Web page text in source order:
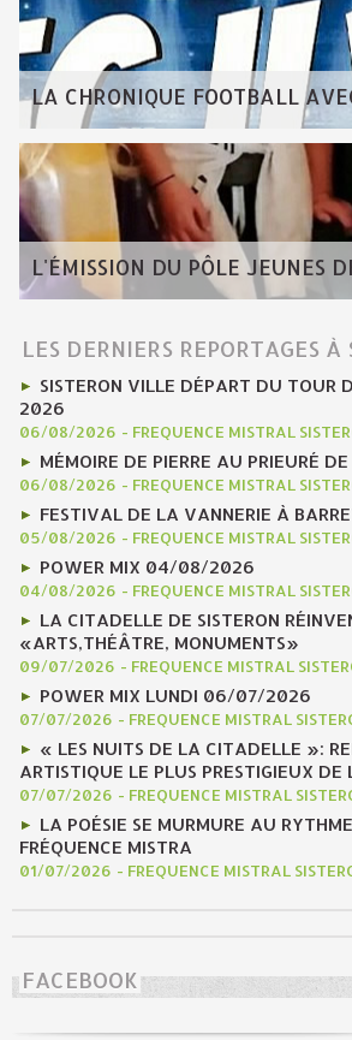
LA CHRONIQUE FOOTBALL
L'ÉMISSION DU PÔLE JEUNES
LES DERNIERS REPORTAGES À
SISTERON VILLE DÉPART DU TOUR
2026
06/08/2026 - FREQUENCE MISTRAL
MÉMOIRE DE PIERRE AU PRIEURÉ
06/08/2026 - FREQUENCE MISTRAL
FESTIVAL DE LA VANNERIE À
05/08/2026 - FREQUENCE MISTRAL
POWER MIX 04/08/2026
04/08/2026 - FREQUENCE MISTRAL
LA CITADELLE DE SISTERON
«ARTS,THÉÂTRE, MONUMENTS»
09/07/2026 - FREQUENCE MISTRAL
POWER MIX LUNDI 06/07/2026
07/07/2026 - FREQUENCE MISTRAL
« LES NUITS DE LA CITADELLE »:
ARTISTIQUE LE PLUS PRESTIGIEUX DE
07/07/2026 - FREQUENCE MISTRAL
LA POÉSIE SE MURMURE AU
FRÉQUENCE MISTRA
01/07/2026 - FREQUENCE MISTRAL
FACEBOOK